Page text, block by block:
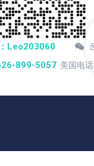
Leo203060
899-5057 美国电话